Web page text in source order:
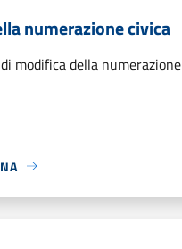
numerazione civica
modifica della numerazione